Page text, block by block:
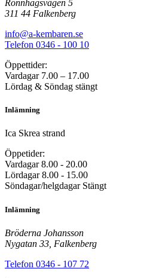
Rönnhagsvägen 5
311 44 Falkenberg
info@a-kembaren.se
Telefon 0346 - 100 10
Öppettider:
Vardagar 7.00 – 17.00
Lördag & Söndag stängt
Inlämning
Ica Skrea strand
Öppetider:
Vardagar 8.00 - 20.00
Lördagar 8.00 - 15.00
Söndagar/helgdagar Stängt
Inlämning
Bröderna Johansson
Nygatan 33, Falkenberg
Telefon 0346 - 107 72